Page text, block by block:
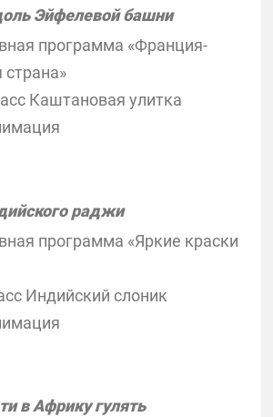
Эйфелевой башни
программа «Франция-
Каштановая улитка
раджи
программа «Яркие краски
Индийский слоник
в Африку гулять